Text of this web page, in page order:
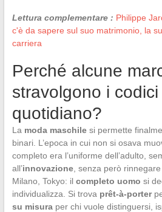
Lettura complementare : Philippe
c'è da sapere sul suo matrimonio, la
carriera
Perché alcune
stravolgono i codici
quotidiano?
La moda maschilesi permette
binari. L’epoca in cui non si osava
completo era l’uniforme dell’adulto,
all’innovazione, senza però rinnegare
Milano, Tokyo: il completo uomo si
individualizza. Si trova prêt-à-porter
su misuraper chi vuole distinguersi,